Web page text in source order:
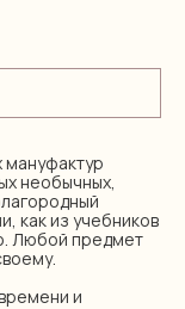
мануфактур
необычных,
как из учебников
Любой предмет
и